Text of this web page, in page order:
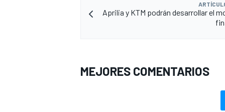
Aprilia y KTM podrán desarrollar el
MEJORES COMENTARIOS